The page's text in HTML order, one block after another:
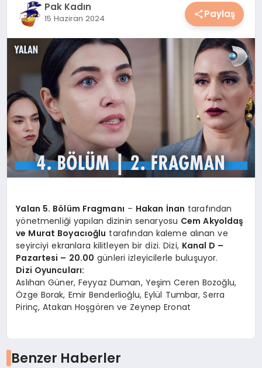
SPOR & FITNESS
YAŞAM
YEMEK
KIMDIR?
HESAPLAMALAR
Pak Kadın
15 Haziran 2024 Paylaş
Yalan 5. Bölüm Fragmanı – Hakan İnan tarafından
yönetmenliği yapılan dizinin senaryosu Cem Akyoldaş
ve Murat Boyacıoğlu tarafından kaleme alınan ve
seyirciyi ekranlara kilitleyen bir dizi. Dizi, Kanal D –
Pazartesi – 20.00 günleri izleyicilerle buluşuyor.
Dizi Oyuncuları:
Aslıhan Güner, Feyyaz Duman, Yeşim Ceren Bozoğlu,
Özge Borak, Emir Benderlioğlu, Eylül Tumbar, Serra
Pirinç, Atakan Hoşgören ve Zeynep Eronat
Benzer Haberler